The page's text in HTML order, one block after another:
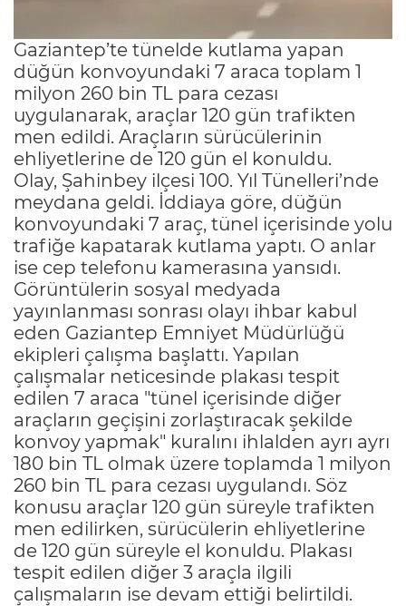
Gaziantep’te tünelde kutlama yapan
düğün konvoyundaki 7 araca toplam 1
milyon 260 bin TL para cezası
uygulanarak, araçlar 120 gün trafikten
men edildi. Araçların sürücülerinin
ehliyetlerine de 120 gün el konuldu.
Olay, Şahinbey ilçesi 100. Yıl Tünelleri’nde
meydana geldi. İddiaya göre, düğün
konvoyundaki 7 araç, tünel içerisinde yolu
trafiğe kapatarak kutlama yaptı. O anlar
ise cep telefonu kamerasına yansıdı.
Görüntülerin sosyal medyada
yayınlanması sonrası olayı ihbar kabul
eden Gaziantep Emniyet Müdürlüğü
ekipleri çalışma başlattı. Yapılan
çalışmalar neticesinde plakası tespit
edilen 7 araca "tünel içerisinde diğer
araçların geçişini zorlaştıracak şekilde
konvoy yapmak" kuralını ihlalden ayrı ayrı
180 bin TL olmak üzere toplamda 1 milyon
260 bin TL para cezası uygulandı. Söz
konusu araçlar 120 gün süreyle trafikten
men edilirken, sürücülerin ehliyetlerine
de 120 gün süreyle el konuldu. Plakası
tespit edilen diğer 3 araçla ilgili
çalışmaların ise devam ettiği belirtildi.